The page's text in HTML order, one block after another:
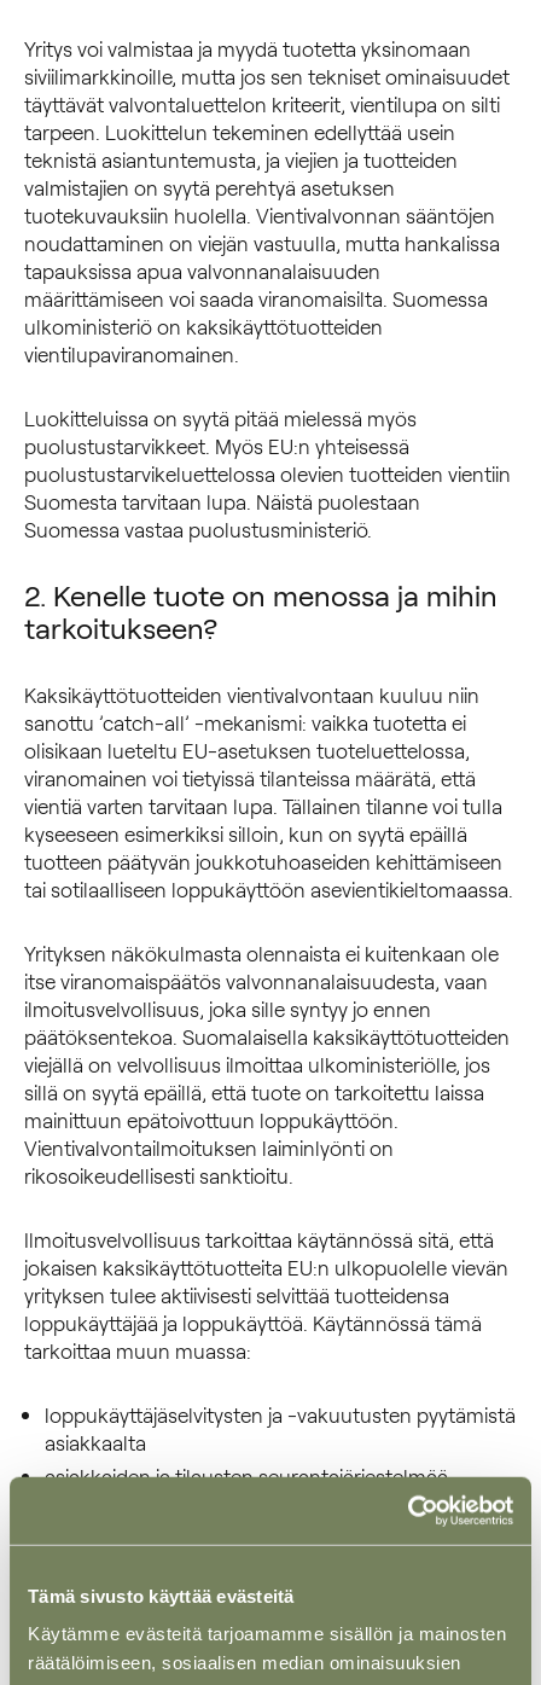
Tämä sivusto käyttää evästeitä
Käytämme evästeitä tarjoamamme sisällön ja mainosten
räätälöimiseen, sosiaalisen median ominaisuuksien
Yritys voi valmistaa ja myydä tuotetta yksinomaan
siviilimarkkinoille, mutta jos sen tekniset ominaisuudet
täyttävät valvontaluettelon kriteerit, vientilupa on silti
tarpeen. Luokittelun tekeminen edellyttää usein
teknistä asiantuntemusta, ja viejien ja tuotteiden
valmistajien on syytä perehtyä asetuksen
tuotekuvauksiin huolella. Vientivalvonnan sääntöjen
noudattaminen on viejän vastuulla, mutta hankalissa
tapauksissa apua valvonnanalaisuuden
määrittämiseen voi saada viranomaisilta. Suomessa
ulkoministeriö on kaksikäyttötuotteiden
vientilupaviranomainen.
Luokitteluissa on syytä pitää mielessä myös
puolustustarvikkeet. Myös EU:n yhteisessä
puolustustarvikeluettelossa olevien tuotteiden vientiin
Suomesta tarvitaan lupa. Näistä puolestaan
Suomessa vastaa puolustusministeriö.
2. Kenelle tuote on menossa ja mihin
tarkoitukseen?
Kaksikäyttötuotteiden vientivalvontaan kuuluu niin
sanottu ’catch-all’ -mekanismi: vaikka tuotetta ei
olisikaan lueteltu EU-asetuksen tuoteluettelossa,
viranomainen voi tietyissä tilanteissa määrätä, että
vientiä varten tarvitaan lupa. Tällainen tilanne voi tulla
kyseeseen esimerkiksi silloin, kun on syytä epäillä
tuotteen päätyvän joukkotuhoaseiden kehittämiseen
tai sotilaalliseen loppukäyttöön asevientikieltomaassa.
Yrityksen näkökulmasta olennaista ei kuitenkaan ole
itse viranomaispäätös valvonnanalaisuudesta, vaan
ilmoitusvelvollisuus, joka sille syntyy jo ennen
päätöksentekoa. Suomalaisella kaksikäyttötuotteiden
viejällä on velvollisuus ilmoittaa ulkoministeriölle, jos
sillä on syytä epäillä, että tuote on tarkoitettu laissa
mainittuun epätoivottuun loppukäyttöön.
Vientivalvontailmoituksen laiminlyönti on
rikosoikeudellisesti sanktioitu.
Ilmoitusvelvollisuus tarkoittaa käytännössä sitä, että
jokaisen kaksikäyttötuotteita EU:n ulkopuolelle vievän
yrityksen tulee aktiivisesti selvittää tuotteidensa
loppukäyttäjää ja loppukäyttöä. Käytännössä tämä
tarkoittaa muun muassa:
loppukäyttäjäselvitysten ja -vakuutusten pyytämistä
asiakkaalta
asiakkaiden ja tilausten seurantajärjestelmää –
yrityksen tulisi esimerkiksi voida tunnistaa tilaukset,
joissa asiakas on haluton kertomaan tuotteen
pyydetään jättämään tiettyjä tietoja pois asiakirjoista
tai käyttämään epätavallisia maksujärjestelyjä
asiakkaan ja lopullisen vastaanottajan tarkistamista
kansainvälisiltä pakotelistoilta.